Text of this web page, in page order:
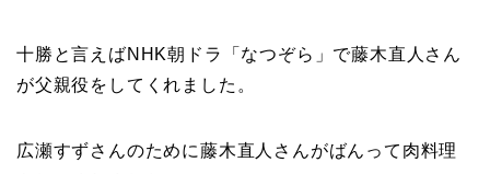
十勝と言えばNHK朝ドラ「なつぞら」で藤木直人さん
が父親役をしてくれました。
広瀬すずさんのために藤木直人さんがばんって肉料理